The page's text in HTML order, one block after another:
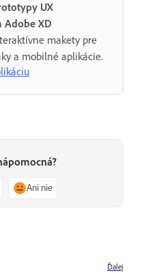
UX
XD
makety pre
a mobilné aplikácie.
Ani nie
Ďalej